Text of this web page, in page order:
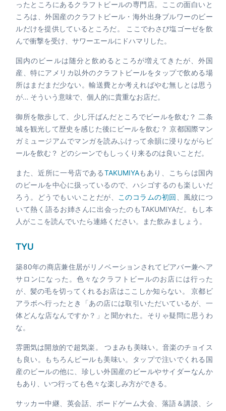
ったところにあるクラフトビールの専門店。ここの面白いと
ころは、外国産のクラフトビール・海外出身ブルワーのビー
ルだけを提供しているところだ。 ここでわさび塩ゴーゼを飲
んで衝撃を受け、サワーエールにドハマリした。
国内のビールは随分と飲めるところが増えてきたが、外国
産、特にアメリカ以外のクラフトビールをタップで飲める場
所はまだまだ少ない。輸送費とか考えればやむ無しとは思う
が… そういう意味で、個人的に貴重なお店だ。
御所を散歩して、少し汗ばんだところでビールを飲む？ 二条
城を観光して歴史を感じた後にビールを飲む？ 京都国際マン
ガミュージアムでマンガを読みふけって余韻に浸りながらビ
ールを飲む？ どのシーンでもしっくり来るのは良いことだ。
また、近所に一号店であるTAKUMIYAもあり、こちらは国内
のビールを中心に扱っているので、ハシゴするのも楽しいだ
ろう。どうでもいいことだが、
このコラムの初回
、風紋につ
いて熱く語るお姉さんに出会ったのもTAKUMIYAだ。もし本
人がここを読んでいたら連絡ください。また飲みましょう。
TYU
築80年の商店兼住居がリノベーションされてビアバー兼ヘア
サロンになった。色々なクラフトビールのお店には行った
が、髪の毛を切ってくれるお店はここしか知らない。 京都ビ
アラボへ行ったとき「あの店には取引いただいているが、一
体どんな店なんですか？」と聞かれた。そりゃ疑問に思うわ
な。
雰囲気は開放的で超気楽。 つまみも美味い。音楽のチョイス
も良い。もちろんビールも美味い。タップで注いでくれる国
産のビールの他に、珍しい外国産のビールやサイダーなんか
もあり、いつ行っても色々な楽しみ方ができる。
サッカー中継、英会話、ボードゲーム大会、落語＆講談、シ